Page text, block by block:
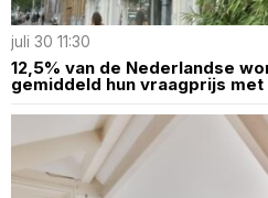
juli 30 11:30
12,5% van de Nederlandse
gemiddeld hun vraagprijs met